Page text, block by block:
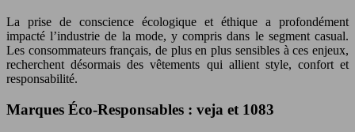
La prise de conscience écologique et éthique a profondément
impacté l’industrie de la mode, y compris dans le segment casual.
Les consommateurs français, de plus en plus sensibles à ces enjeux,
recherchent désormais des vêtements qui allient style, confort et
responsabilité.
Marques Éco-Responsables : veja et 1083